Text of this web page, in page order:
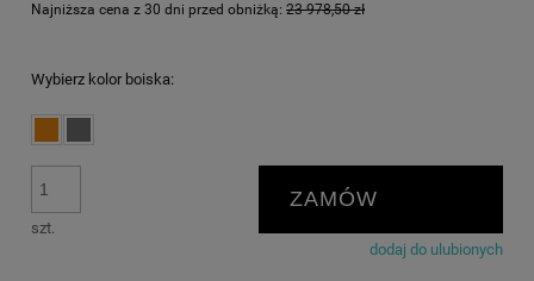
Najniższa cena z 30 dni przed obniżką: 23 978,50 zł
Wybierz kolor boiska:
szt.
ZAMÓW
dodaj do ulubionych